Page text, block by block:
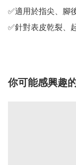
✅適用於指尖、腳
✅針對表皮乾裂、
你可能感興趣